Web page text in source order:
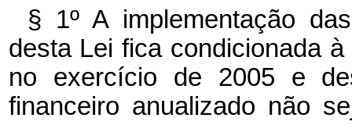
§ 1º A implementação
desta Lei fica condicionada
no exercício de 2005 e
financeiro anualizado não